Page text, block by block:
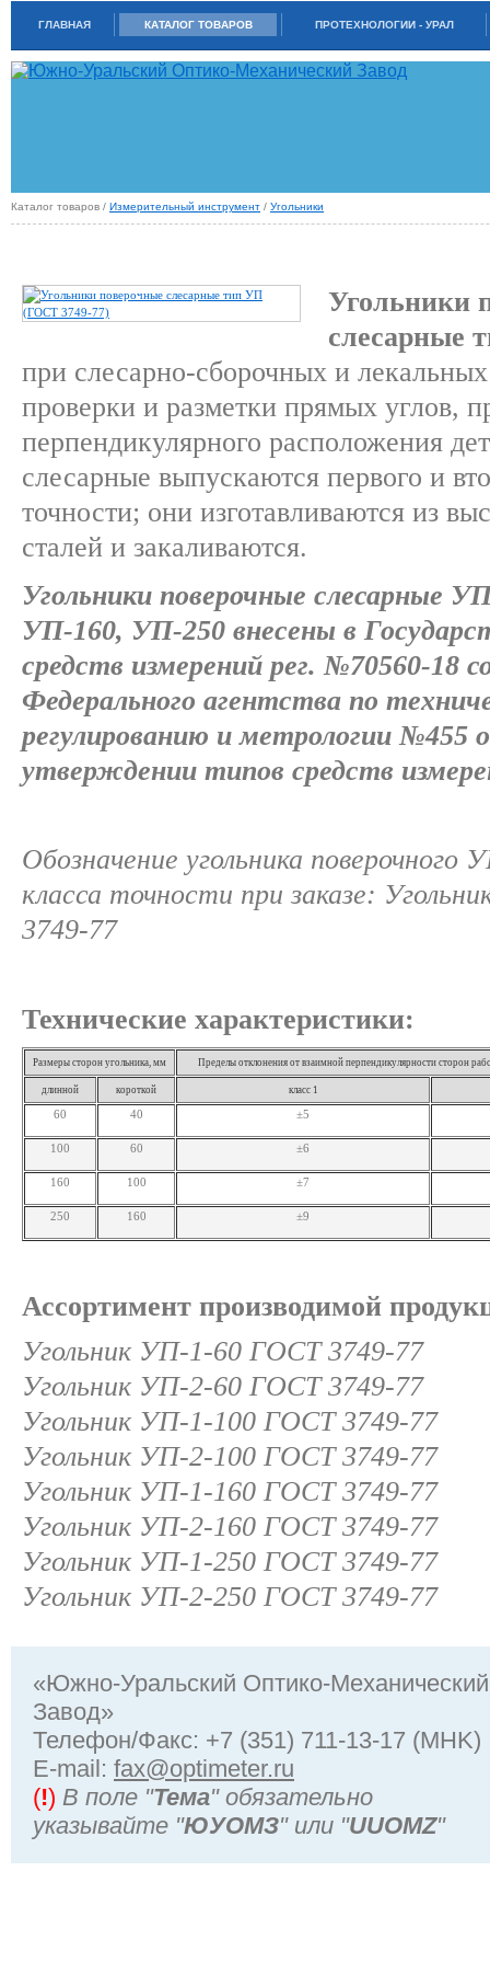
ГЛАВНАЯ КАТАЛОГ ТОВАРОВ ПРОТЕХНОЛОГИИ - УРАЛ
Каталог товаров / Измерительный инструмент / Угольники
Угольники
слесарные
при слесарно-сборочных и
проверки и разметки прямых углов,
перпендикулярного расположения
слесарные выпускаются первого и
точности; они изготавливаются из
сталей и закаливаются.
Угольники поверочные слесарные
УП-160, УП-250 внесены в
средств измерений рег. №70560-18
Федерального агентства по
регулированию и метрологии №455
утверждении типов средств
Обозначение угольника поверочного
класса точности при заказе:
3749-77
Технические характеристики:
Размеры сторон угольника, мм Пределы отклонения от взаимной перпендикулярности сторон
длинной короткой класс 1
60 40 ±5
100 60 ±6
160 100 ±7
250 160 ±9
Ассортимент производимой
Угольник УП-1-60 ГОСТ 3749-77
Угольник УП-2-60 ГОСТ 3749-77
Угольник УП-1-100 ГОСТ 3749-77
Угольник УП-2-100 ГОСТ 3749-77
Угольник УП-1-160 ГОСТ 3749-77
Угольник УП-2-160 ГОСТ 3749-77
Угольник УП-1-250 ГОСТ 3749-77
Угольник УП-2-250 ГОСТ 3749-77
«Южно-Уральский Оптико-Механический
Завод»
Телефон/Факс: +7 (351) 711-13-17 (MHK)
Е-mail: fax@optimeter.ru
(!) В поле "Тема" обязательно
указывайте "ЮУОМЗ" или "UUOMZ"